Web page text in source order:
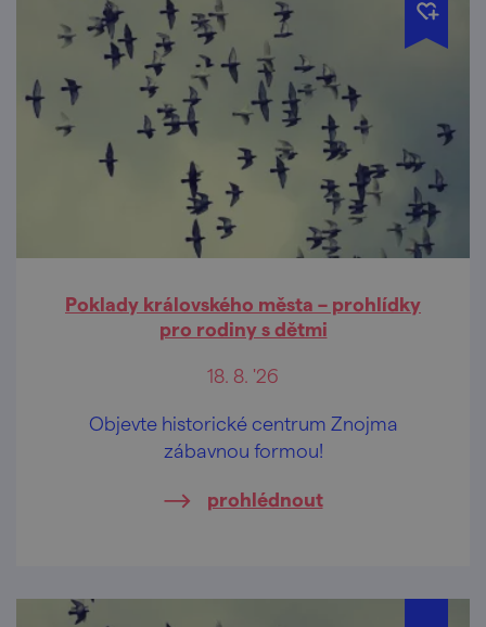
Poklady královského města – prohlídky
pro rodiny s dětmi
18. 8. '26
Objevte historické centrum Znojma
zábavnou formou!
prohlédnout